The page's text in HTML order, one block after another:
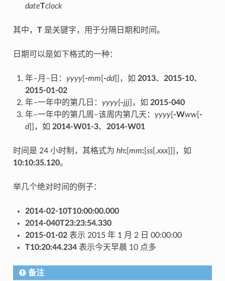
dateTclock
其中， T是关键字，用于分隔日期和时间。
日期可以是如下格式的一种：
年–月–日： yyyy[ -mm -dd]]，如 2013、 2015-10、
2015-01-02
年–一年中的第几日： yyyy[ -jjj]，如 2015-040
年–一年中的第几周–该周内第几天： yyyy[ -Www[ -
d]]，如 2014-W01-3、 2014-W01
时间是 24 小时制，其格式为 hh:[ mm:[ ss[.xxx]]]，如
10:10:35.120。
举几个绝对时间的例子：
2014-02-10T10:00:00.000
2014-040T23:23:54.330
2015-01-02表示 2015 年 1 月 2 日 00:00:00
T10:20:44.234表示今天早晨 10 点多
备注